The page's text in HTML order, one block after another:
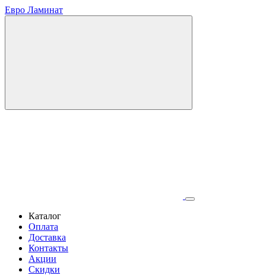
Евро Ламинат
Каталог
Оплата
Доставка
Контакты
Акции
Скидки